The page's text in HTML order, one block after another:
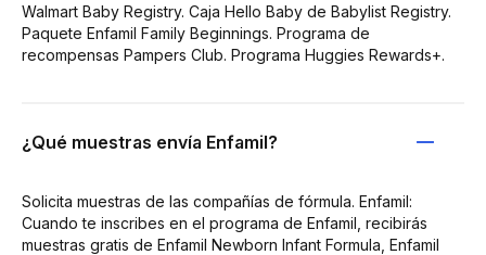
Walmart Baby Registry. Caja Hello Baby de Babylist Registry.
Paquete Enfamil Family Beginnings. Programa de
recompensas Pampers Club. Programa Huggies Rewards+.
¿Qué muestras envía Enfamil?
Solicita muestras de las compañías de fórmula. Enfamil:
Cuando te inscribes en el programa de Enfamil, recibirás
muestras gratis de Enfamil Newborn Infant Formula, Enfamil